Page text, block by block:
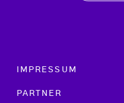
Footer menu
IMPRESSUM
PARTNER